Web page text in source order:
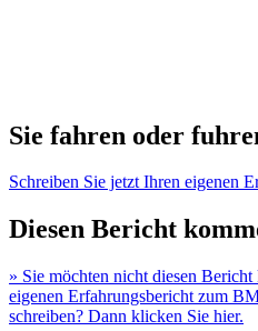
Sie fahren oder
Schreiben Sie jetzt Ihren eigenen
Diesen Bericht
» Sie möchten nicht diesen
eigenen Erfahrungsbericht zum
schreiben? Dann klicken Sie hier.